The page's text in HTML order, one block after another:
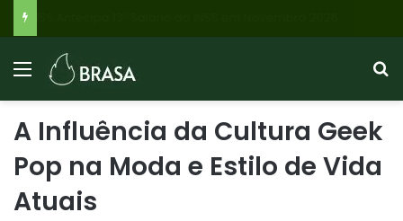
A Influência da Cultura Geek
Pop na Moda e Estilo de Vida
Atuais